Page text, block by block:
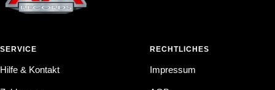
SERVICE
Hilfe & Kontakt
RECHTLICHES
Impressum